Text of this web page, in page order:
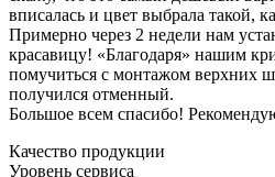
вписалась и цвет выбрала такой,
Примерно через 2 недели нам
красавицу! «Благодаря» нашим
помучиться с монтажом верхних
получился отменный.
Большое всем спасибо!
Качество продукции
Уровень сервиса